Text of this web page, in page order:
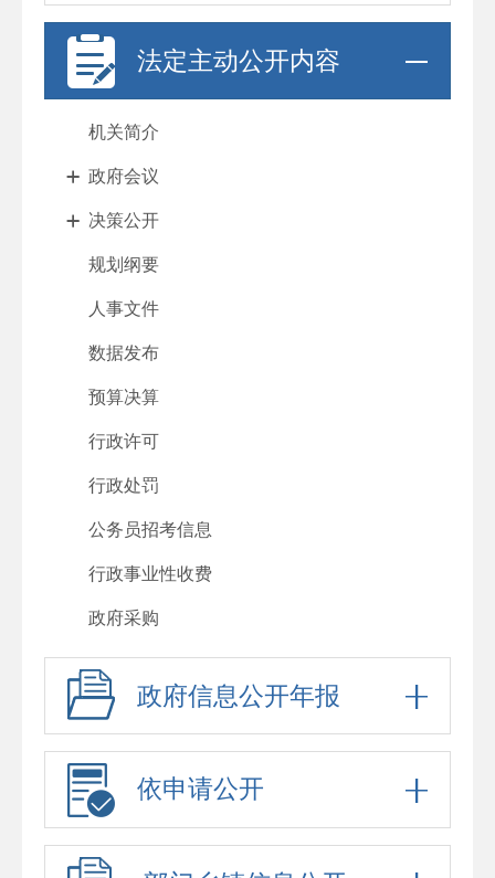
法定主动公开内容
机关简介
政府会议
决策公开
规划纲要
人事文件
数据发布
预算决算
行政许可
行政处罚
公务员招考信息
行政事业性收费
政府采购
重大项目
重大民生信息
建议提案办理
政府工作报告
政府信息公开年报
依申请公开